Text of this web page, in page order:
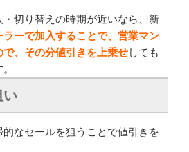
・切り替えの時期が近いなら、新
ラーで加入することで、営業マン
、その分値引きを上乗せしても
い
なセールを狙うことで値引きを